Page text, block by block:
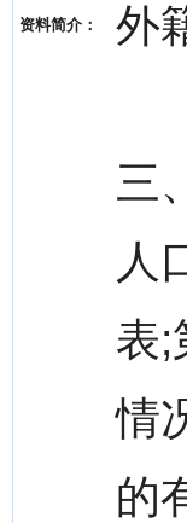
资料简介：
外
三
人
表;
情
的